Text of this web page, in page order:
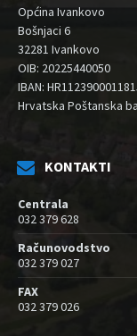
Općina Ivankovo
Bošnjaci 6
32281 Ivankovo
OIB: 20225440050
IBAN:
Hrvatska Poštanska
KONTAKTI
Centrala
032 379 628
Računovodstvo
032 379 027
FAX
032 379 026